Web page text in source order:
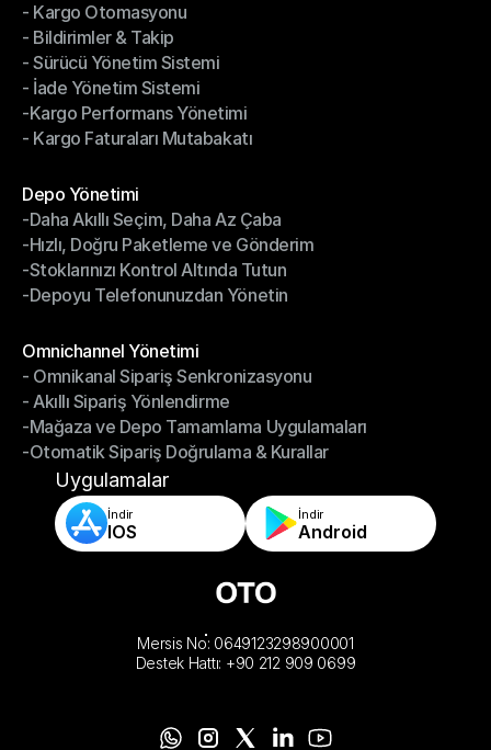
- Çoklu Taşıyıcı Entegrasyonu
- Kargo Otomasyonu
- Kargo Otomasyonu
- Bildirimler & Takip
- Bildirimler & Takip
- Sürücü Yönetim Sistemi
- Sürücü Yönetim Sistemi
- İade Yönetim Sistemi
- İade Yönetim Sistemi
-Kargo Performans Yönetimi
-Kargo Performans Yönetimi
- Kargo Faturaları Mutabakatı
Depo Yönetimi
Depo Yönetimi
-Daha Akıllı Seçim, Daha Az Çaba
-Daha Akıllı Seçim, Daha Az Çaba
-Hızlı, Doğru Paketleme ve Gönderim
-Hızlı, Doğru Paketleme ve Gönderim
-Stoklarınızı Kontrol Altında Tutun
-Stoklarınızı Kontrol Altında Tutun
-Depoyu Telefonunuzdan Yönetin
Omnichannel Yönetimi
Omnichannel Yönetimi
- Omnikanal Sipariş Senkronizasyonu
- Omnikanal Sipariş Senkronizasyonu
- Akıllı Sipariş Yönlendirme
- Akıllı Sipariş Yönlendirme
-Mağaza ve Depo Tamamlama Uygulamaları
-Mağaza ve Depo Tamamlama Uygulamaları
-Otomatik Sipariş Doğrulama & Kurallar
-Otomatik Sipariş Doğrulama & Kurallar
Uygulamalar
İndir
IOS
İndir
Android
Mersis No: 0649123298900001
Destek Hattı: +90 212 909 0699